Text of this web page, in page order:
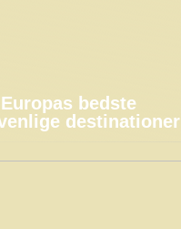
bedste
destinationer